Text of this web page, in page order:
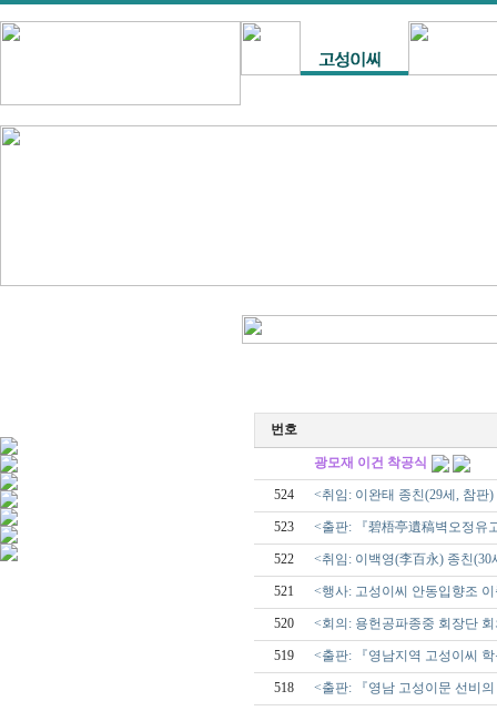
번호
광모재 이건 착공식
524 <취임: 이완태 종친(29세, 참
523 <출판: 『碧梧亭遺稿벽오정
522 <취임: 이백영(李百永) 종친
521 <행사: 고성이씨 안동입향조
520 <회의: 용헌공파종중 회장단
519 <출판: 『영남지역 고성이씨
518 <출판: 『영남 고성이문 선비